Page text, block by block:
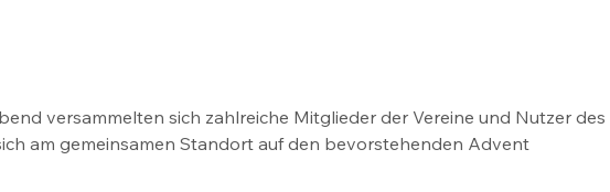
versammelten sich zahlreiche Mitglieder der Vereine und Nutzer des
am gemeinsamen Standort auf den bevorstehenden Advent